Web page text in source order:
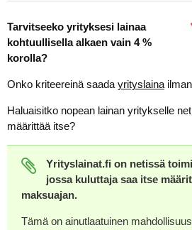
Tarvitseeko yrityksesi lainaa
kohtuullisella alkaen vain 4 %
korolla?
Onko kriteereinä saada yrityslaina
Haluaisitko nopean lainan yritykselle
määrittää itse?
Yrityslainat.fi on netissä
jossa kuluttaja saa itse
maksuajan.
Tämä on ainutlaatuinen